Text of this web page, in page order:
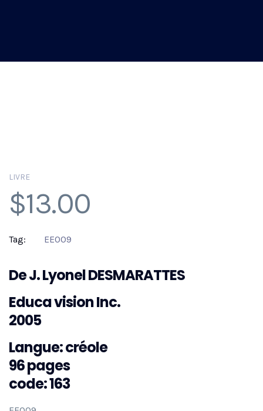
LIVRE
$13.00
Tag: EE009
De J. Lyonel DESMARATTES
Educa vision Inc.
2005
Langue: créole
96 pages
code: 163